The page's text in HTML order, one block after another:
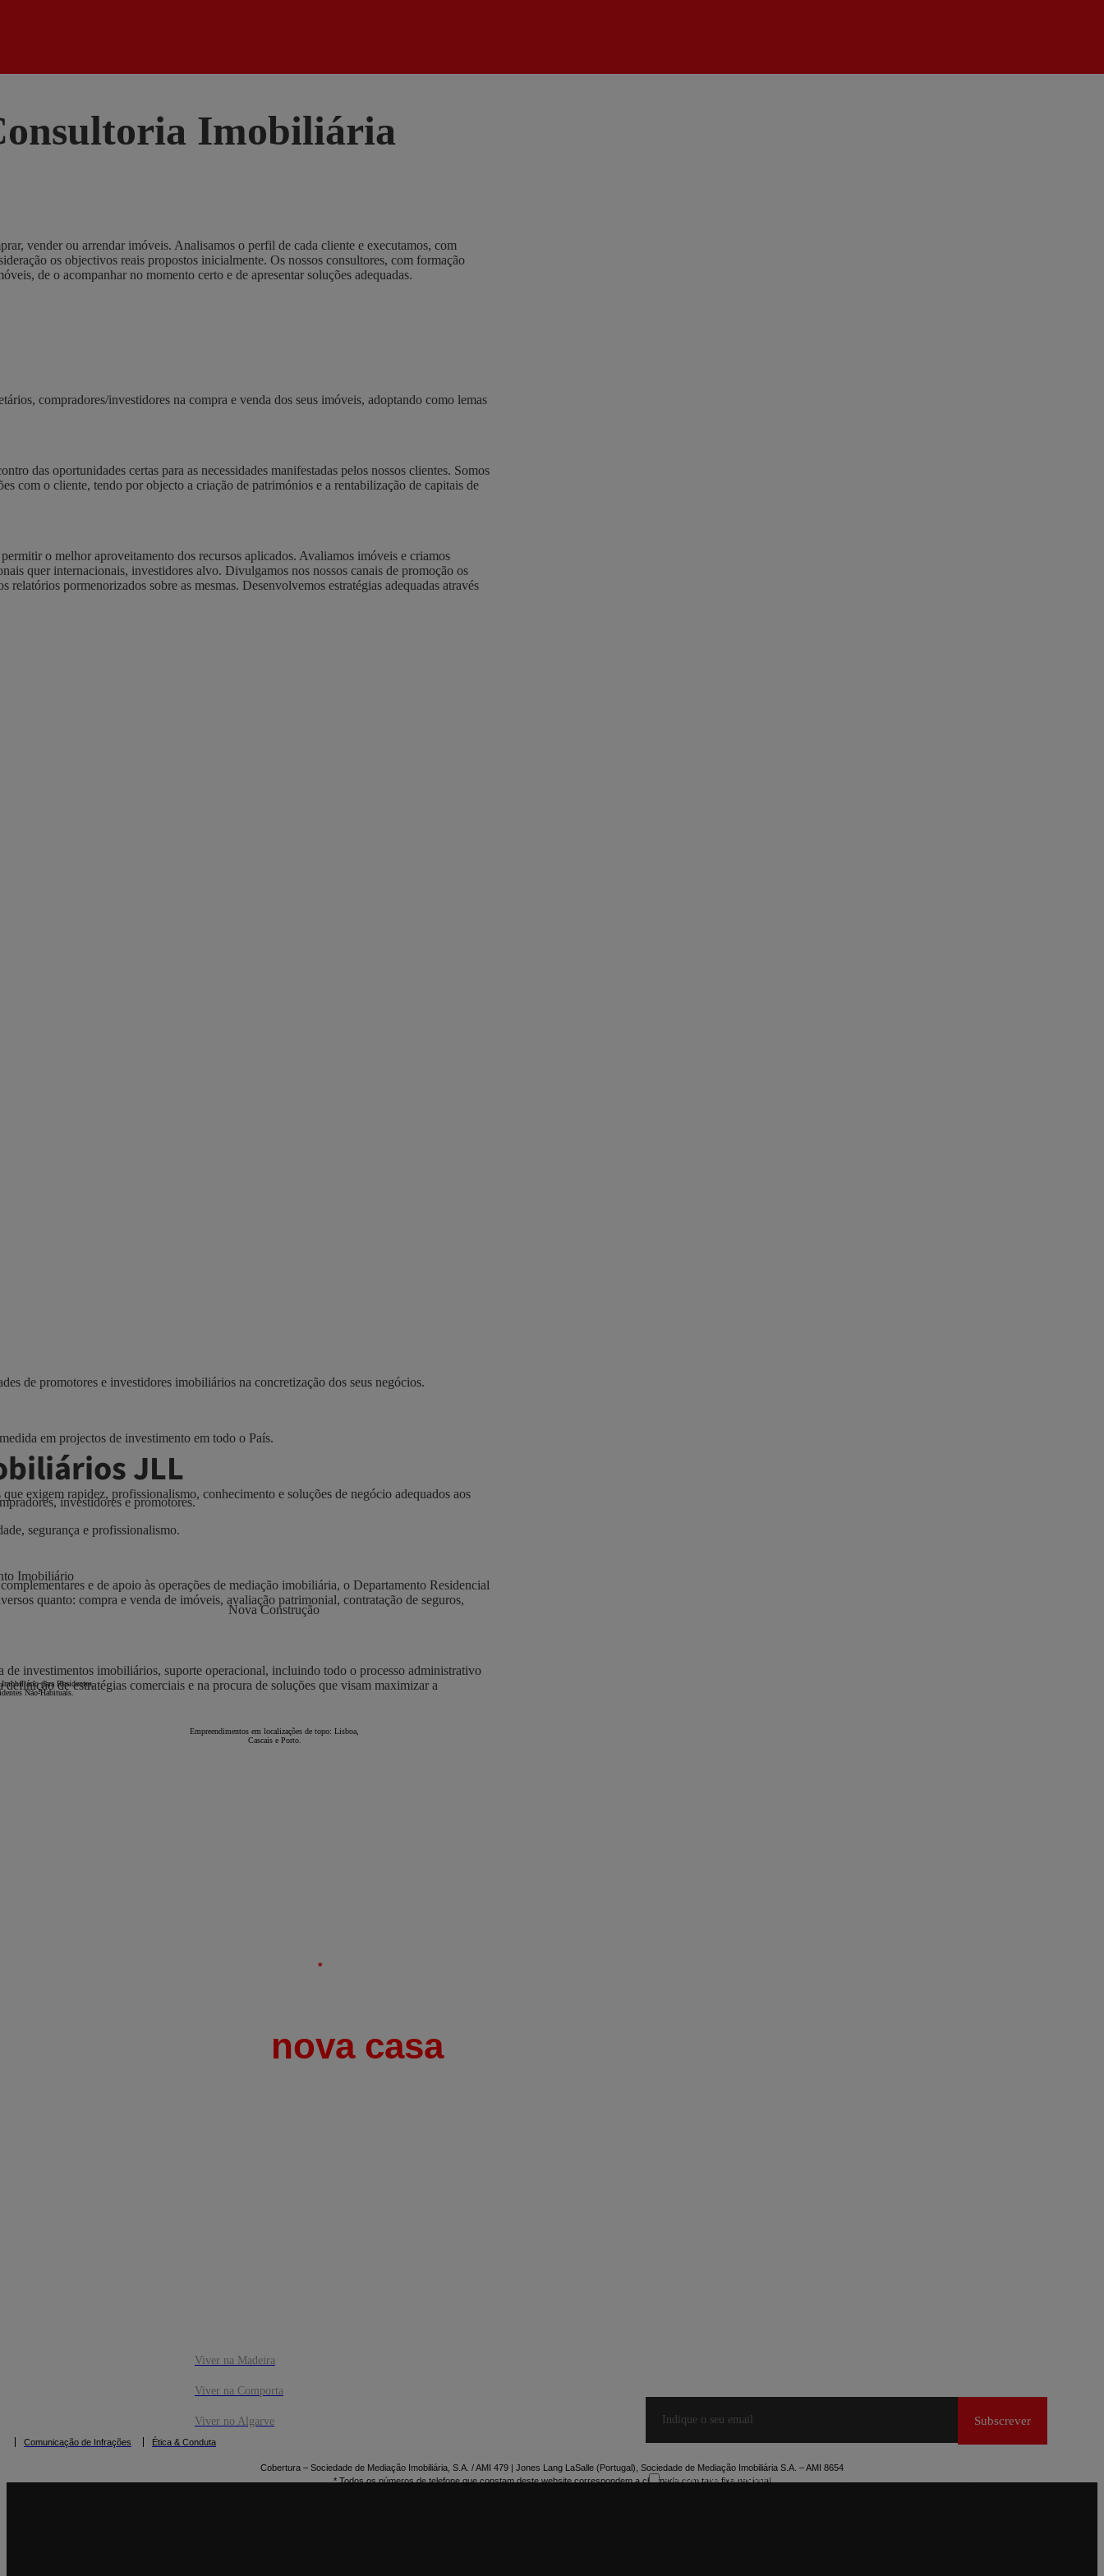
Imobiliária
vender ou arrendar imóveis. Analisamos o perfil de cada cliente e executamos, com
os objectivos reais propostos inicialmente. Os nossos consultores, com formação
de o acompanhar no momento certo e de apresentar soluções adequadas.
compradores/investidores na compra e venda dos seus imóveis, adoptando como lemas
das oportunidades certas para as necessidades manifestadas pelos nossos clientes. Somos
com o cliente, tendo por objecto a criação de patrimónios e a rentabilização de capitais de
o melhor aproveitamento dos recursos aplicados. Avaliamos imóveis e criamos
quer internacionais, investidores alvo. Divulgamos nos nossos canais de promoção os
pormenorizados sobre as mesmas. Desenvolvemos estratégias adequadas através
JLL
investidores e promotores.
segurança e profissionalismo.
Imobiliário
Nova Construção
para Residentes,
Não-Habituais.
Empreendimentos em localizações de topo: Lisboa,
Cascais e Porto.
de promotores e investidores imobiliários na concretização dos seus negócios.
em projectos de investimento em todo o País.
exigem rapidez, profissionalismo, conhecimento e soluções de negócio adequados aos
e de apoio às operações de mediação imobiliária, o Departamento Residencial
quanto: compra e venda de imóveis, avaliação patrimonial, contratação de seguros,
de investimentos imobiliários, suporte operacional, incluindo todo o processo administrativo
de estratégias comerciais e na procura de soluções que visam maximizar a
*
nova casa
Declaro que comprendi e aceito os Termos e Condições e a Política de Privacidade.
Viver na Madeira
Viver na Comporta
Viver no Algarve
Comunicação de Infrações Ética & Conduta
Cobertura – Sociedade de Mediação Imobiliária, S.A. / AMI 479 | Jones Lang LaSalle (Portugal), Sociedade de Mediação Imobiliária S.A. – AMI 8654
* Todos os números de telefone que constam deste website correspondem a chamada com taxa fixa nacional